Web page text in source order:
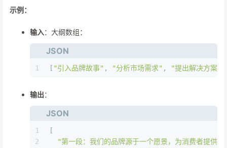
示例：
输入：大纲数组：
JSON
1 [ "引入品牌故事" , "分析市场需求" , "提出解决方案"
输出：
JSON
1
2
[
"第一段：我们的品牌源于一个愿景，为消费者提供